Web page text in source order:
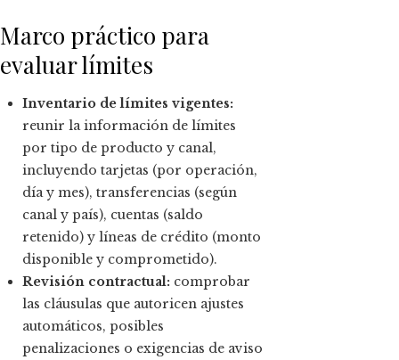
Marco práctico para
evaluar límites
Inventario de límites vigentes:
reunir la información de límites
por tipo de producto y canal,
incluyendo tarjetas (por operación,
día y mes), transferencias (según
canal y país), cuentas (saldo
retenido) y líneas de crédito (monto
disponible y comprometido).
Revisión contractual: comprobar
las cláusulas que autoricen ajustes
automáticos, posibles
penalizaciones o exigencias de aviso